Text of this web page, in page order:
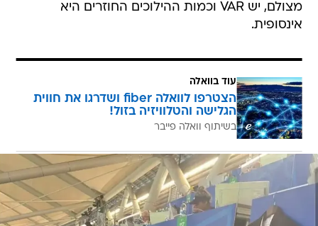
מצולם, יש VAR וכמות ההילוכים החוזרים היא
אינסופית.
עוד בוואלה
הצטרפו לוואלה fiber ושדרגו את חווית
הגלישה והטלוויזיה בזול!
בשיתוף וואלה פייבר